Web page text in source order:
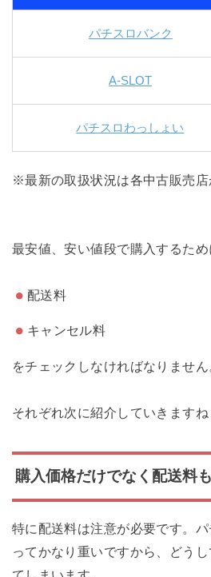
パチスロバンク
A-SLOT
パチスロわっしょい
※最新の取扱状況は各中古販売店
最安値、安い値段で購入するため
配送料
キャンセル料
をチェックしなければなりません
それぞれ次に紹介していきますね
購入価格だけでなく配送料
特に配送料は注意が必要です。
ってかなり重いですから、どう